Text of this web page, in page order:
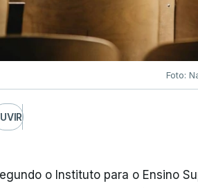
Foto:
o Instituto para o Ensino